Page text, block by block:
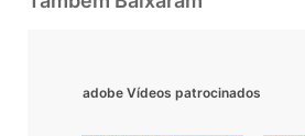
adobe Vídeos patrocinados